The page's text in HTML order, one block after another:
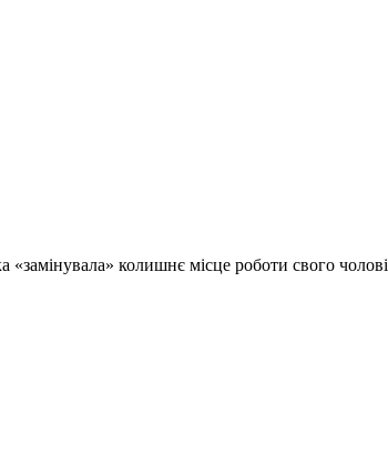
колишнє місце роботи свого